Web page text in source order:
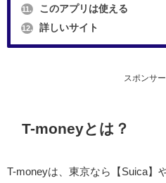
11. このアプリは使える
12. 詳しいサイト
スポンサ
T-moneyとは？
T-moneyは、東京なら【Suica】